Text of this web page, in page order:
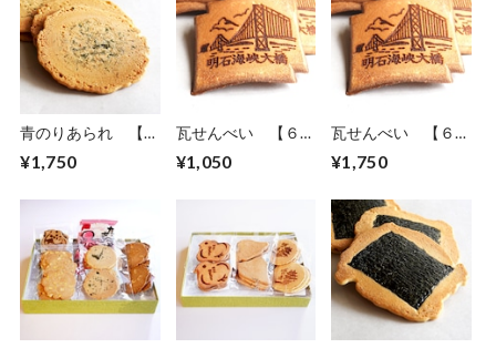
青のりあられ 【６
¥1,750
瓦せんべい 【６枚
¥1,050
瓦せんべい 【６枚
¥1,750